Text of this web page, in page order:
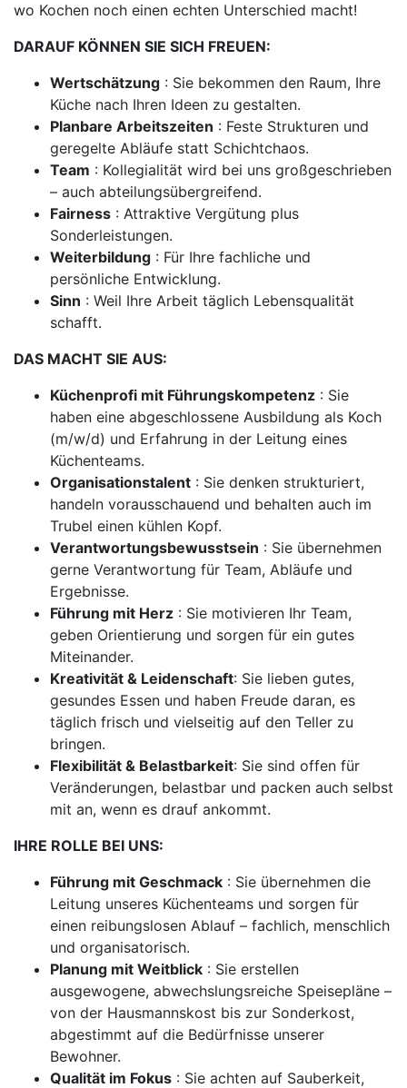
wo Kochen noch einen echten Unterschied macht!
DARAUF KÖNNEN SIE SICH FREUEN:
Wertschätzung : Sie bekommen den Raum, Ihre
Küche nach Ihren Ideen zu gestalten.
Planbare Arbeitszeiten : Feste Strukturen und
geregelte Abläufe statt Schichtchaos.
Team : Kollegialität wird bei uns großgeschrieben
– auch abteilungsübergreifend.
Fairness : Attraktive Vergütung plus
Sonderleistungen.
Weiterbildung : Für Ihre fachliche und
persönliche Entwicklung.
Sinn : Weil Ihre Arbeit täglich Lebensqualität
schafft.
DAS MACHT SIE AUS:
Küchenprofi mit Führungskompetenz : Sie
haben eine abgeschlossene Ausbildung als Koch
(m/w/d) und Erfahrung in der Leitung eines
Küchenteams.
Organisationstalent : Sie denken strukturiert,
handeln vorausschauend und behalten auch im
Trubel einen kühlen Kopf.
Verantwortungsbewusstsein : Sie übernehmen
gerne Verantwortung für Team, Abläufe und
Ergebnisse.
Führung mit Herz : Sie motivieren Ihr Team,
geben Orientierung und sorgen für ein gutes
Miteinander.
Kreativität & Leidenschaft: Sie lieben gutes,
gesundes Essen und haben Freude daran, es
täglich frisch und vielseitig auf den Teller zu
bringen.
Flexibilität & Belastbarkeit: Sie sind offen für
Veränderungen, belastbar und packen auch selbst
mit an, wenn es drauf ankommt.
IHRE ROLLE BEI UNS:
Führung mit Geschmack : Sie übernehmen die
Leitung unseres Küchenteams und sorgen für
einen reibungslosen Ablauf – fachlich, menschlich
und organisatorisch.
Planung mit Weitblick : Sie erstellen
ausgewogene, abwechslungsreiche Speisepläne –
von der Hausmannskost bis zur Sonderkost,
abgestimmt auf die Bedürfnisse unserer
Bewohner.
Qualität im Fokus : Sie achten auf Sauberkeit,